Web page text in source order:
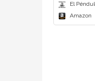
El
Amazon